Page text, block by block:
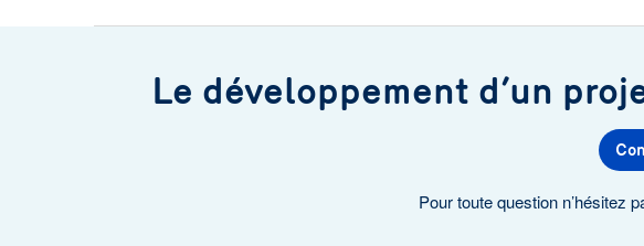
Le développement d’un
Pour toute question n’hésitez